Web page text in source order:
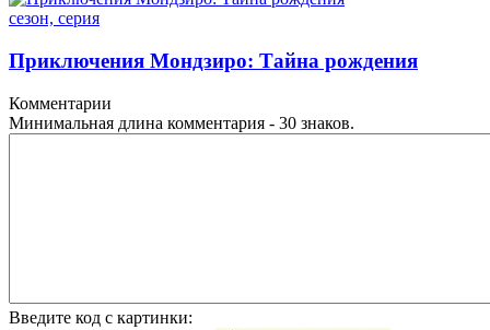
сезон, серия
Приключения Мондзиро: Тайна рождения
Комментарии
Минимальная длина комментария - 30 знаков.
Введите код с картинки: